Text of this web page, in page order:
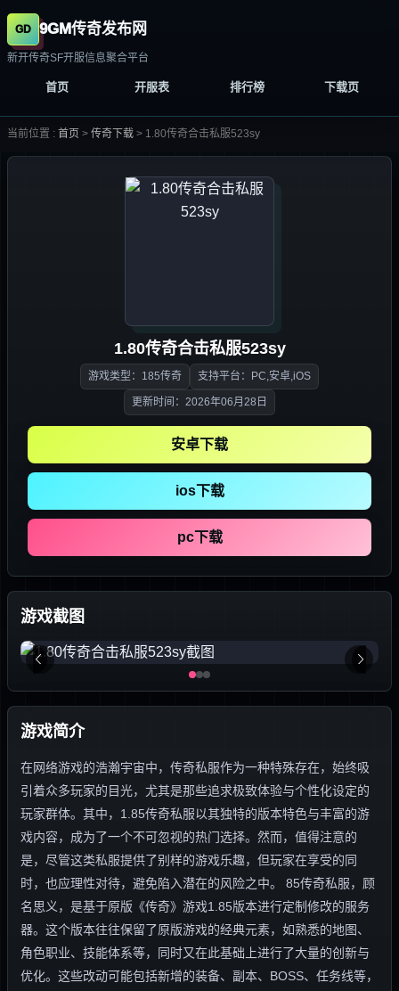
9GM传奇发布网
新开传奇SF开服信息聚合平台
首页 开服表 排行榜 下载页
当前位置 : 首页 > 传奇下载 > 1.80传奇合击私服523sy
1.80传奇合击私服523sy
游戏类型：185传奇 支持平台：PC,安卓,iOS
更新时间：2026年06月28日
安卓下载
ios下载
pc下载
游戏截图
游戏简介
在网络游戏的浩瀚宇宙中，传奇私服作为一种特殊存在，始终吸
引着众多玩家的目光，尤其是那些追求极致体验与个性化设定的
玩家群体。其中，1.85传奇私服以其独特的版本特色与丰富的游
戏内容，成为了一个不可忽视的热门选择。然而，值得注意的
是，尽管这类私服提供了别样的游戏乐趣，但玩家在享受的同
时，也应理性对待，避免陷入潜在的风险之中。 85传奇私服，顾
名思义，是基于原版《传奇》游戏1.85版本进行定制修改的服务
器。这个版本往往保留了原版游戏的经典元素，如熟悉的地图、
角色职业、技能体系等，同时又在此基础上进行了大量的创新与
优化。这些改动可能包括新增的装备、副本、BOSS、任务线等，